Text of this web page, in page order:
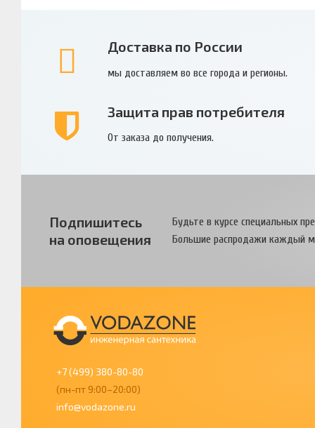
Доставка по России
мы доставляем во все города и регионы.
Защита прав потребителя
От заказа до получения.
Подпишитесь
на оповещения
Будьте в курсе специальных
Большие распродажи каждый
+7 (499) 380-80-80
(пн-пт 9:00–20:00)
info@vodazone.ru